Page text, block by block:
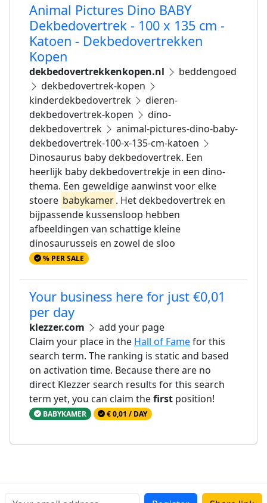
Animal Pictures Dino BABY
Dekbedovertrek - 100 x 135 cm -
Katoen - Dekbedovertrekken
Kopen
dekbedovertrekkenkopen.nl
beddengoed
dekbedovertrek-kopen
kinderdekbedovertrek
dieren-
dekbedovertrek-kopen
dino-
dekbedovertrek
animal-pictures-dino-baby-
dekbedovertrek-100-x-135-cm-katoen
Dinosaurus baby dekbedovertrek. Een
heerlijk baby dekbedovertrekje in een dino-
thema. Een geweldige aanwinst voor elke
stoere babykamer. Het dekbedovertrek en
bijpassende kussensloop hebben
afbeeldingen van schattige kleine
dinosaurusseis en zowel de sloo
% PER SALE
Your business here for just €0,01
per day
klezzer.com
add your page
Claim your place in the Hall of Famefor this
search term. The ranking is static and based
on activation time. Because there are no
direct Klezzer search results for this search
term yet, you can claim thefirst position!
BABYKAMER € 0,01 / DAY